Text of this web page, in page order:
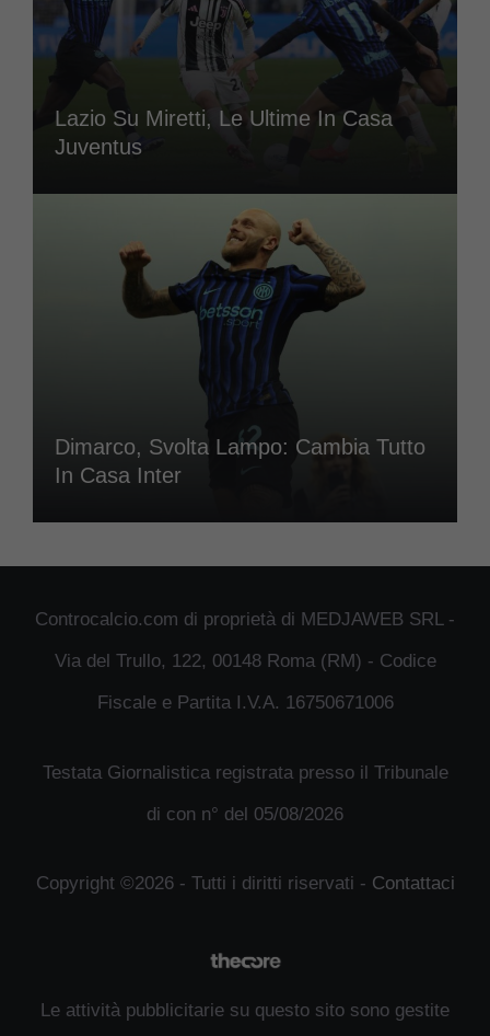
Lazio Su Miretti, Le Ultime In Casa
Juventus
Dimarco, Svolta Lampo: Cambia Tutto
In Casa Inter
Controcalcio.com di proprietà di MEDJAWEB SRL -
Via del Trullo, 122, 00148 Roma (RM) - Codice
Fiscale e Partita I.V.A. 16750671006
Testata Giornalistica registrata presso il Tribunale
di con n° del 05/08/2026
Copyright ©2026 - Tutti i diritti riservati - Contattaci
Le attività pubblicitarie su questo sito sono gestite